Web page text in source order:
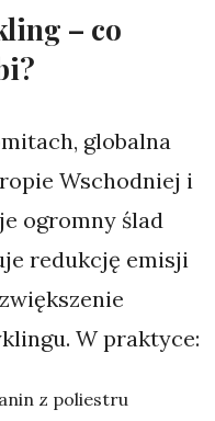
– co
globalna
Wschodniej i
ogromny ślad
redukcję emisji
W praktyce:
z poliestru